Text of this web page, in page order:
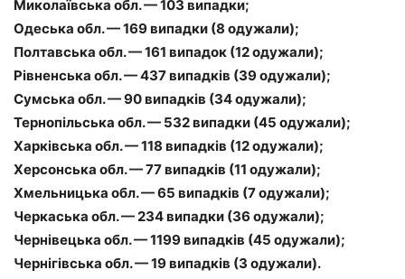
Миколаївська обл. — 103 випадки;
Одеська обл. — 169 випадки (8 одужали);
Полтавська обл. — 161 випадок (12 одужали);
Рівненська обл. — 437 випадків (39 одужали);
Сумська обл. — 90 випадків (34 одужали);
Тернопільська обл. — 532 випадки (45 одужали);
Харківська обл. — 118 випадків (12 одужали);
Херсонська обл. — 77 випадків (11 одужали);
Хмельницька обл. — 65 випадків (7 одужали);
Черкаська обл. — 234 випадки (36 одужали);
Чернівецька обл. — 1199 випадків (45 одужали);
Чернігівська обл. — 19 випадків (3 одужали).